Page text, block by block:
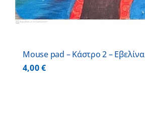
Mouse pad – Κάστρο 2 – Εβελίνα
4,00€